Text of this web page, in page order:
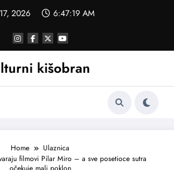
2026 6:47:20 AM
kišobran
Home
Ulaznica
filmovi Pilar Miro – a sve posetioce sutra